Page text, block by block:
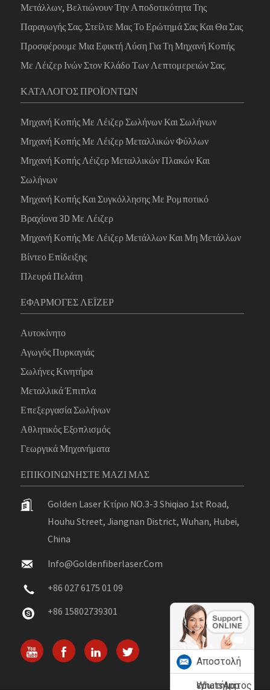
Μετάλλων, Βελτιώνουν Την Αποδοτικότητα Της
Παραγωγής Σας. Στείλτε Μας Το Ερώτημά Σας Και Θα Σας
Προσφέρουμε Μια Εφικτή Λύση Για Τη Μηχανή Κοπής
Με Λέιζερ Ινών Στον Κλάδο Των Λεπτομερειών Σας.
ΚΑΤΆΛΟΓΟΣ ΠΡΟΪΌΝΤΩΝ
Μηχανή Κοπής Με Λέιζερ Σωλήνων Και Σωλήνων
Μηχανή Κοπής Με Λέιζερ Μεταλλικών Φύλλων
Μηχανή Κοπής Λέιζερ Μεταλλικών Πλακών Και
Σωλήνων
Μηχανή Κοπής Και Συγκόλλησης Με Ρομποτικό
Βραχίονα 3D Με Λέιζερ
Μηχανή Κοπής Με Λέιζερ Μετάλλων Και Μη Μετάλλων
Βίντεο Επίδειξης
Πλευρά Πελάτη
ΕΦΑΡΜΟΓΈΣ ΛΈΙΖΕΡ
Αυτοκίνητο
Αγωγός Πυρκαγιάς
Σωλήνες Κινητήρα
Μεταλλικά Έπιπλα
Επεξεργασία Σωλήνων
Αθλητικός Εξοπλισμός
Γεωργικά Μηχανήματα
ΕΠΙΚΟΙΝΩΝΉΣΤΕ ΜΑΖΊ ΜΑΣ
Golden Laser Κτίριο NO.3-3 Shiqiao 1st Road,
Houhu Street, Jiangnan District, Wuhan, Hubei,
China
Info@goldenfiberlaser.com
+86 027 6175 01 09
+86 15802739301
Αποστολή
ερωτήματος
WhatsApp